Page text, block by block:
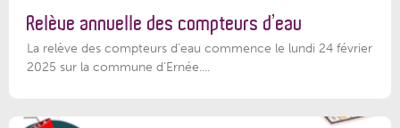
Relève annuelle des compteurs d’eau
La relève des compteurs d'eau commence le lundi 24 février
2025 sur la commune d’Ernée....